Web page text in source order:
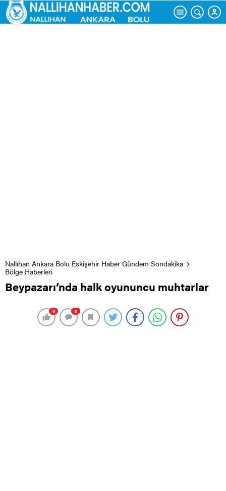
Nallıhan Ankara Bolu Eskişehir Haber Gündem Sondakika
Bölge Haberleri
Beypazarı’nda halk oyununcu muhtarlar
0 0